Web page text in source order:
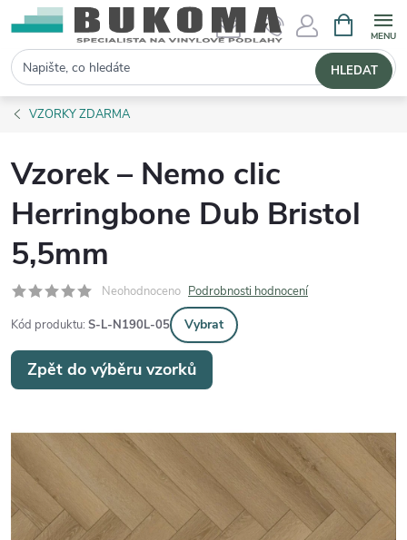
Hledat HLEDAT
VZORKY ZDARMA
Vzorek – Nemo clic
Herringbone Dub Bristol
5,5mm
Neohodnoceno Podrobnosti hodnocení
Kód produktu: S-L-N190L-05 Vybrat
Zpět do výběru vzorků